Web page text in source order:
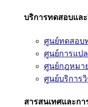
บริการทดสอบแล
ศูนย์ทดสอบ
ศูนย์การแป
ศูนย์กฎหมา
ศูนย์บริการ
สารสนเทศและกา